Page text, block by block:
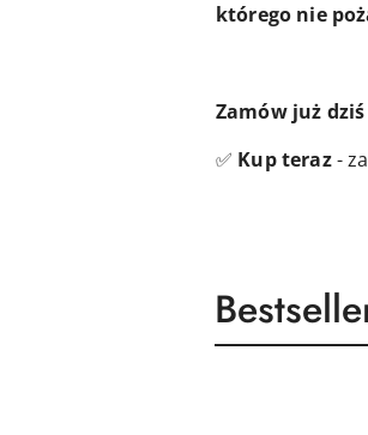
którego nie
Zamów już dziś
✅ Kup teraz-
Pomiń karuzelę produktów
Produkty
o